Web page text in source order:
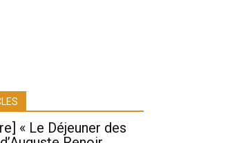
« Le Déjeuner des